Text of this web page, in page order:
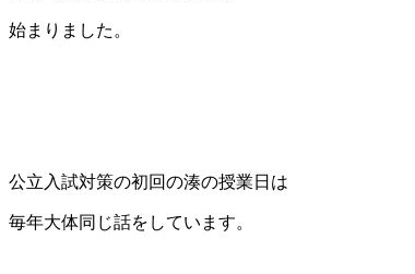
始まりました。
公立入試対策の初回の湊の授業日は
毎年大体同じ話をしています。